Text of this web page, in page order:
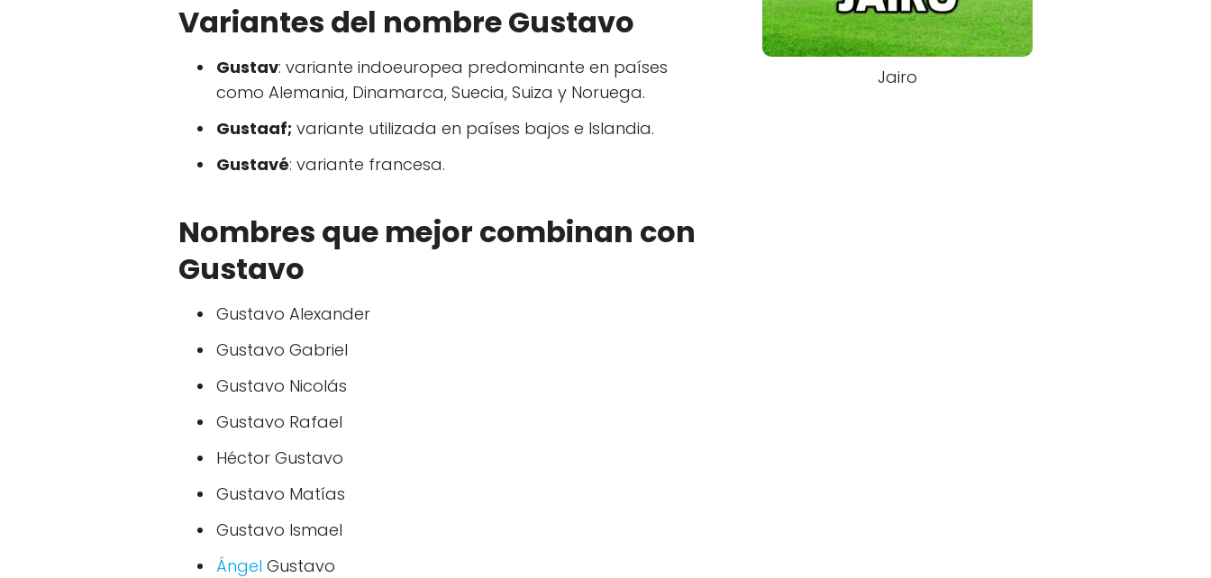
Variantes del nombre Gustavo
Gustav: variante indoeuropea predominante en países
como Alemania, Dinamarca, Suecia, Suiza y Noruega.
Gustaaf; variante utilizada en países bajos e Islandia.
Gustavé: variante francesa.
Nombres que mejor combinan con
Gustavo
Gustavo Alexander
Gustavo Gabriel
Gustavo Nicolás
Gustavo Rafael
Héctor Gustavo
Gustavo Matías
Gustavo Ismael
Ángel Gustavo
Jairo